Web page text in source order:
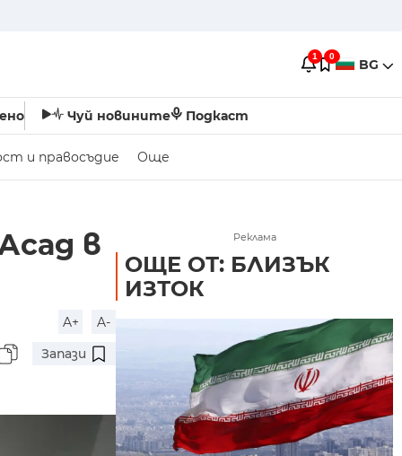
1 0 BG
Чуй новините Подкаст
и правосъдие Още
в
A+
A-
Запази
Реклама
ОЩЕ ОТ: БЛИЗЪК
ИЗТОК